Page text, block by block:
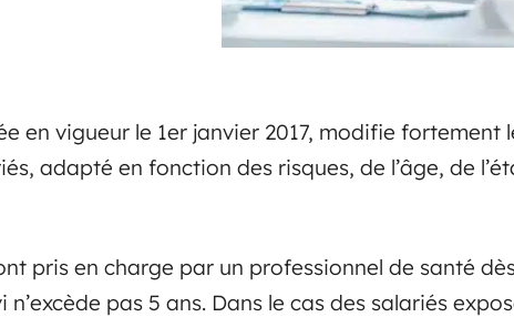
en vigueur le 1er janvier 2017, modifie fortement
adapté en fonction des risques, de l’âge, de
pris en charge par un professionnel de santé
pas 5 ans. Dans le cas des salariés